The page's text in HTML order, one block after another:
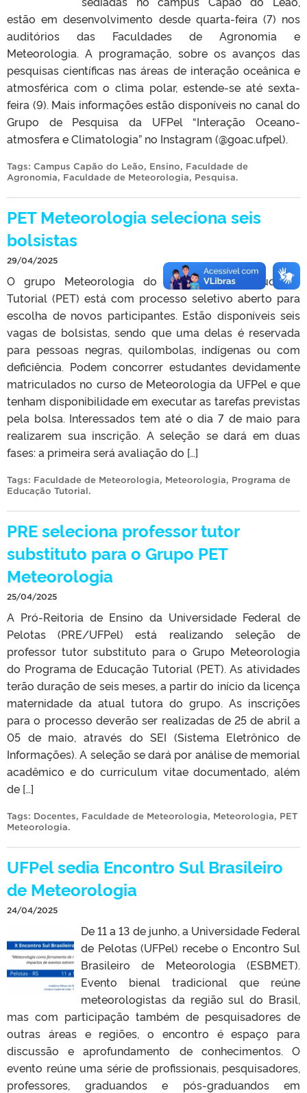
estão em desenvolvimento desde quarta-feira (7) nos
auditórios das Faculdades de Agronomia e
Meteorologia. A programação, sobre os avanços das
pesquisas científicas nas áreas de interação oceânica e
atmosférica com o clima polar, estende-se até sexta-
feira (9). Mais informações estão disponíveis no canal do
Grupo de Pesquisa da UFPel “Interação Oceano-
atmosfera e Climatologia” no Instagram (@goac.ufpel).
Tags: Campus Capão do Leão, Ensino, Faculdade de
Agronomia, Faculdade de Meteorologia, Pesquisa.
PET Meteorologia seleciona seis
bolsistas
29/04/2025
O grupo Meteorologia do Programa de Educação
Tutorial (PET) está com processo seletivo aberto para
escolha de novos participantes. Estão disponíveis seis
vagas de bolsistas, sendo que uma delas é reservada
para pessoas negras, quilombolas, indígenas ou com
deficiência. Podem concorrer estudantes devidamente
matriculados no curso de Meteorologia da UFPel e que
tenham disponibilidade em executar as tarefas previstas
pela bolsa. Interessados tem até o dia 7 de maio para
realizarem sua inscrição. A seleção se dará em duas
fases: a primeira será avaliação do […]
Tags: Faculdade de Meteorologia, Meteorologia, Programa de
Educação Tutorial.
PRE seleciona professor tutor
substituto para o Grupo PET
Meteorologia
25/04/2025
A Pró-Reitoria de Ensino da Universidade Federal de
Pelotas (PRE/UFPel) está realizando seleção de
professor tutor substituto para o Grupo Meteorologia
do Programa de Educação Tutorial (PET). As atividades
terão duração de seis meses, a partir do início da licença
maternidade da atual tutora do grupo. As inscrições
para o processo deverão ser realizadas de 25 de abril a
05 de maio, através do SEI (Sistema Eletrônico de
Informações). A seleção se dará por análise de memorial
acadêmico e do curriculum vitae documentado, além
de […]
Tags: Docentes, Faculdade de Meteorologia, Meteorologia, PET
Meteorologia.
UFPel sedia Encontro Sul Brasileiro
de Meteorologia
24/04/2025
De 11 a 13 de junho, a Universidade Federal
de Pelotas (UFPel) recebe o Encontro Sul
Brasileiro de Meteorologia (ESBMET).
Evento bienal tradicional que reúne
meteorologistas da região sul do Brasil,
mas com participação também de pesquisadores de
outras áreas e regiões, o encontro é espaço para
discussão e aprofundamento de conhecimentos. O
evento reúne uma série de profissionais, pesquisadores,
professores, graduandos e pós-graduandos em